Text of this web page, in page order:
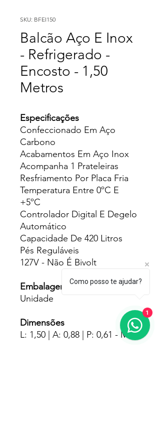
SKU: BFEI150
Balcão Aço E Inox
- Refrigerado -
Encosto - 1,50
Metros
Especificações
Confeccionado Em Aço
Carbono
Acabamentos Em Aço Inox
Acompanha 1 Prateleiras
Resfriamento Por Placa Fria
Temperatura Entre 0ºC E
+5ºC
Controlador Digital E Degelo
Automático
Capacidade De 420 Litros
Pés Reguláveis
127V - Não É Bivolt
Embalagens
Unidade
Dimensões
L: 1,50 | A: 0,88 | P: 0,61 - Mts
Como posso te ajudar?
1